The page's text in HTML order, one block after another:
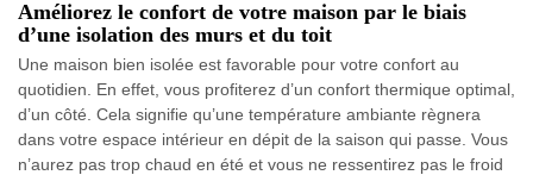
Améliorez le confort de votre maison par le biais
d’une isolation des murs et du toit
Une maison bien isolée est favorable pour votre confort au
quotidien. En effet, vous profiterez d’un confort thermique optimal,
d’un côté. Cela signifie qu’une température ambiante règnera
dans votre espace intérieur en dépit de la saison qui passe. Vous
n’aurez pas trop chaud en été et vous ne ressentirez pas le froid